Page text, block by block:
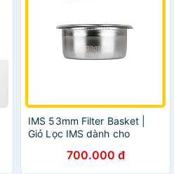
IMS 53mm Filter Basket |
Giỏ Lọc IMS dành cho
700.000 đ